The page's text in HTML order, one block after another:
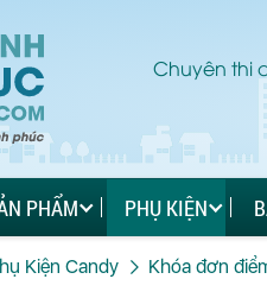
Chuyên thi
PHẨM PHỤ KIỆN
Kiện Candy Khóa đơn